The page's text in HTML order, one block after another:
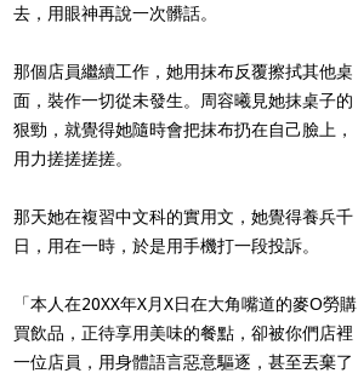
去，用眼神再說一次髒話。
那個店員繼續工作，她用抹布反覆擦拭其他桌
面，裝作一切從未發生。周容曦見她抹桌子的
狠勁，就覺得她隨時會把抹布扔在自己臉上，
用力搓搓搓搓。
那天她在複習中文科的實用文，她覺得養兵千
日，用在一時，於是用手機打一段投訴。
「本人在20XX年X月X日在大角嘴道的麥O勞購
買飲品，正待享用美味的餐點，卻被你們店裡
一位店員，用身體語言惡意驅逐，甚至丟棄了